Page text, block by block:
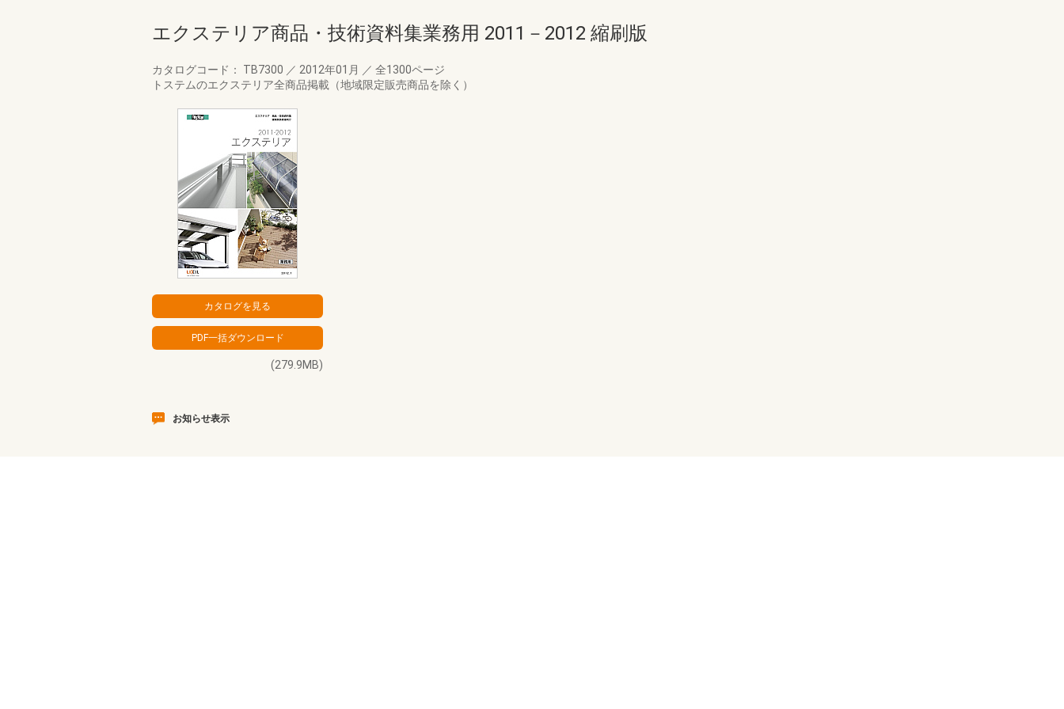
エクステリア商品・技術資料集業務用 2011－2012 縮刷版
カタログコード： TB7300 ／ 2012年01月 ／ 全1300ページ
トステムのエクステリア全商品掲載（地域限定販売商品を除く）
(279.9MB)
お知らせ表示